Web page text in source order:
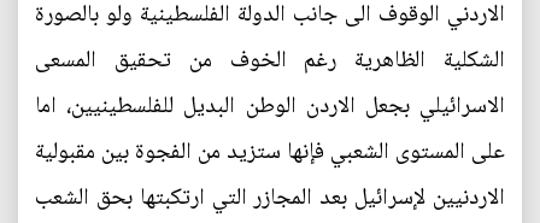
الاردني الوقوف الى جانب الدولة الفلسطينية ولو بالصورة
الشكلية الظاهرية رغم الخوف من تحقيق المسعى
الاسرائيلي بجعل الاردن الوطن البديل للفلسطينيين، اما
على المستوى الشعبي فإنها ستزيد من الفجوة بين مقبولية
الاردنيين لإسرائيل بعد المجازر التي ارتكبتها بحق الشعب